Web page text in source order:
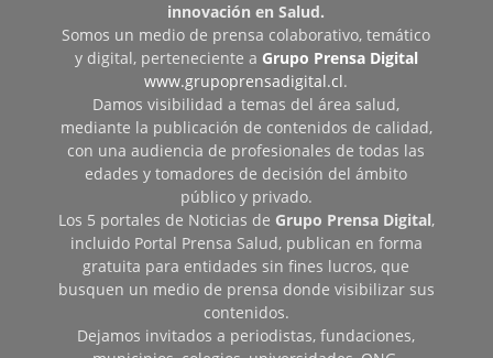
innovación en Salud.
Somos un medio de prensa colaborativo, temático
y digital, perteneciente a Grupo Prensa Digital
www.grupoprensadigital.cl.
Damos visibilidad a temas del área salud,
mediante la publicación de contenidos de calidad,
con una audiencia de profesionales de todas las
edades y tomadores de decisión del ámbito
público y privado.
Los 5 portales de Noticias de Grupo Prensa Digital,
incluido Portal Prensa Salud, publican en forma
gratuita para entidades sin fines lucros, que
busquen un medio de prensa donde visibilizar sus
contenidos.
Dejamos invitados a periodistas, fundaciones,